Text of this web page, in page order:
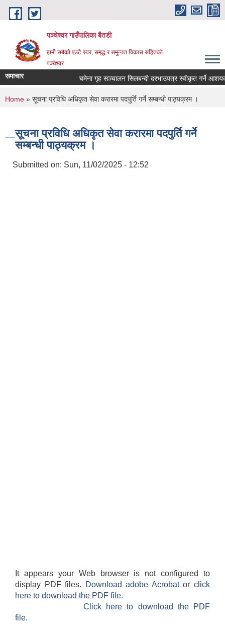
Skip to main content
पञ्चेश्वर गाउँपालिका बैतडी
हामी सबैको एउटै स्वर, समृद्ध र समुन्नत विकास सहितको
पञ्चेश्वर
समाचार चमेना गृह सञ्‍चालन सिलबन्दी दरभाउपत्र स्वीकृत गर्ने
You are here
Home » सूचना प्रविधि अधिकृत सेवा करारमा पदपुर्ति गर्ने सम्बन्धी पाठ्यक्रम ।
सूचना प्रविधि अधिकृत सेवा करारमा पदपुर्ति गर्ने
सम्बन्धी पाठ्यक्रम ।
Submitted on: Sun, 11/02/2025 - 12:52
It appears your Web browser is not configured to
display PDF files.
Download adobe Acrobatorclick
here to download the PDF file.
Click here to download the PDF
file.